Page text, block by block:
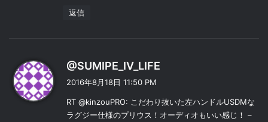
返信
@SUMIPE_IV_LIFE
2016年8月18日 11:50 PM
RT @kinzouPRO: こだわり抜いた左ハンドルUSDMな
ラグジー仕様のプリウス！オーディオもいい感じ！ –